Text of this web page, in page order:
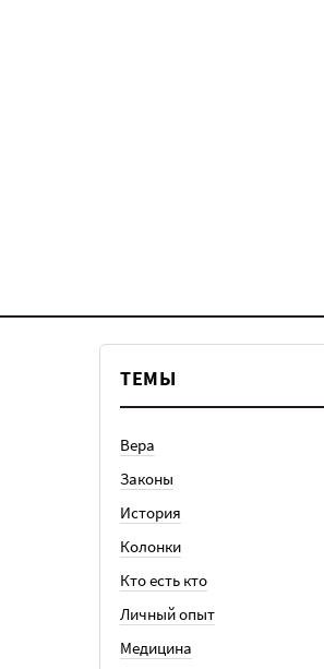
ТЕМЫ
Вера
Законы
История
Колонки
Кто есть кто
Личный опыт
Медицина